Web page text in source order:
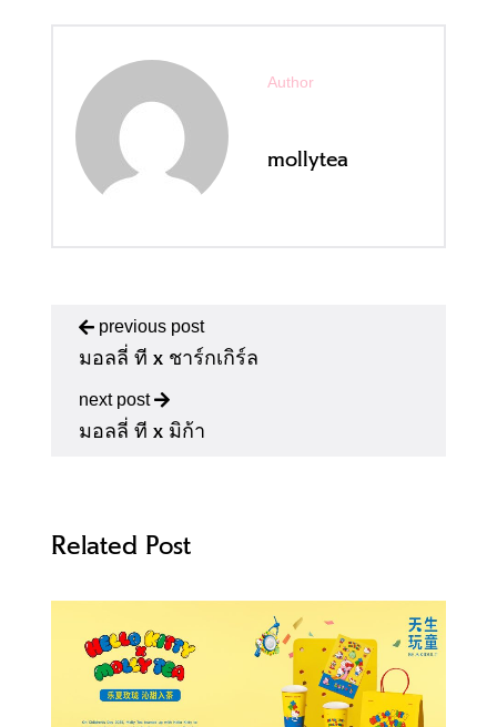
Author
mollytea
previous post
มอลลี่ ที x ชาร์กเกิร์ล
next post
มอลลี่ ที x มิก้า
Related Post